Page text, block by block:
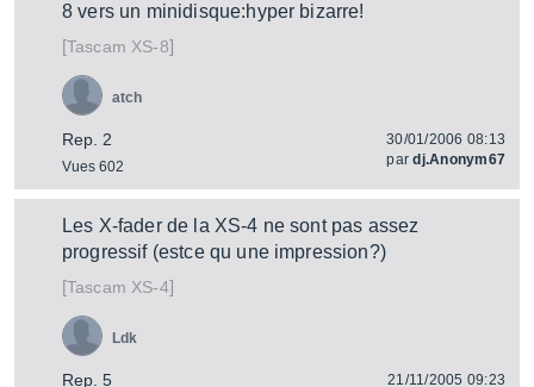
8 vers un minidisque:hyper bizarre!
[Tascam XS-8]
Rep. 2
Vues 602
atch
30/01/2006 08:13
pardj.Anonym67
Les X-fader de la XS-4 ne sont pas assez
progressif (estce qu une impression?)
[Tascam XS-4]
Rep. 5
Ldk
21/11/2005 09:23